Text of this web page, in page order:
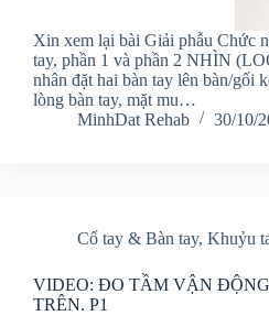
Xin xem lại bài Giải phẫu Chức
tay, phần 1 và phần 2 NHÌN
nhân đặt hai bàn tay lên bàn/gối
lòng bàn tay, mặt mu…
MinhDat Rehab
30/10/
Cổ tay & Bàn tay, Khuỷu
VIDEO: ĐO TẦM VẬN
TRÊN. P1